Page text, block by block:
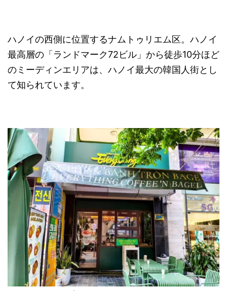
ハノイの西側に位置するナムトゥリエム区。ハノイ
最高層の「ランドマーク72ビル」から徒歩10分ほど
のミーディンエリアは、ハノイ最大の韓国人街とし
て知られています。